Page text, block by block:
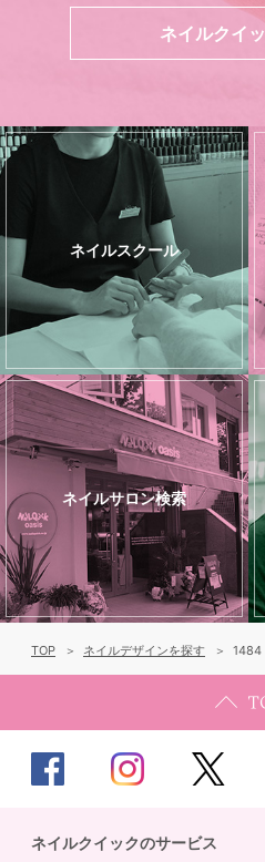
ネイルクイ
ネイルスクール
ネイルサロン検索
TOP ネイルデザインを探す 1484
ネイルクイックのサービス